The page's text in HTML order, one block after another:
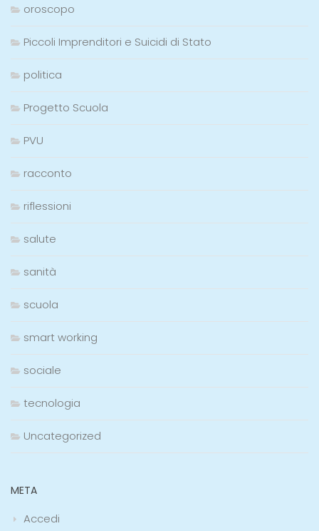
oroscopo
Piccoli Imprenditori e Suicidi di Stato
politica
Progetto Scuola
PVU
racconto
riflessioni
salute
sanità
scuola
smart working
sociale
tecnologia
Uncategorized
META
Accedi